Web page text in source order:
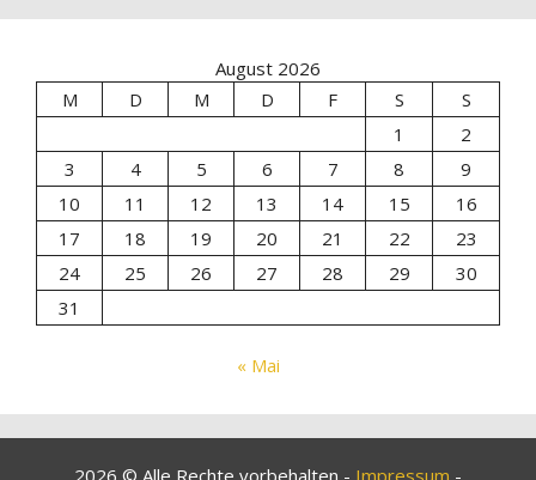
August 2026
M
D M D F S
S
1
2
3
4 5 6 7 8
9
10
11 12 13 14 15
16
17
18 19 20 21 22
23
24
25 26 27 28 29
30
31
« Mai